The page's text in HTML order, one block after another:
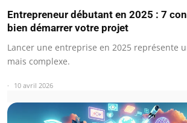
Entrepreneur débutant en 2025 : 7
bien démarrer votre projet
Lancer une entreprise en 2025 représente
mais complexe.
10 avril 2026